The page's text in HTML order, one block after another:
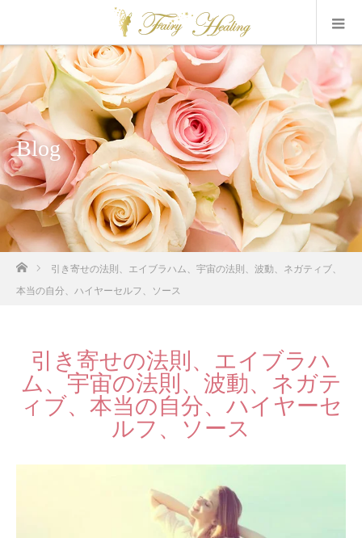
Blog
ホーム引き寄せの法則、エイブラハム、宇宙の法則、波動、ネガティブ、
本当の自分、ハイヤーセルフ、ソース
引き寄せの法則、エイブラハ
ム、宇宙の法則、波動、ネガテ
ィブ、本当の自分、ハイヤーセ
ルフ、ソース